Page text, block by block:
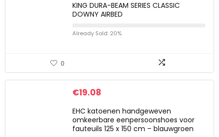
KING DURA-BEAM SERIES CLASSIC
DOWNY AIRBED
Already Sold: 20%
0
€19.08
EHC katoenen handgeweven
omkeerbare eenpersoonshoes voor
fauteuils 125 x 150 cm – blauwgroen